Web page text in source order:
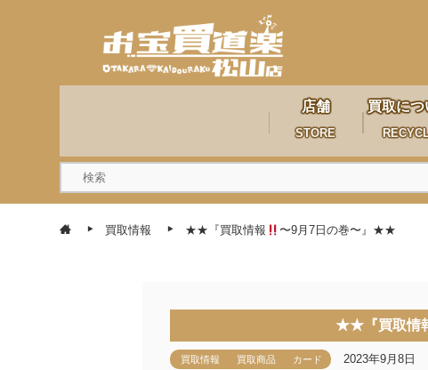
店舗
STORE
買取につ
買取情報 ★★『買取情報 〜9月7日の巻〜』★★
★★『買取情
買取情報 買取商品 カード 2023年9月8日